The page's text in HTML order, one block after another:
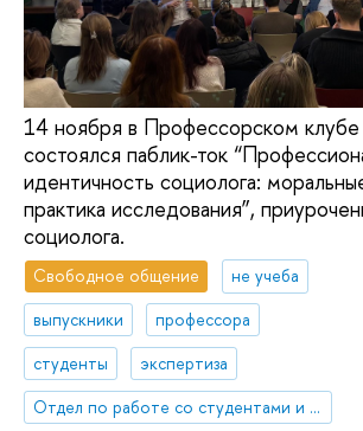
14 ноября в Профессорском
состоялся паблик-ток
идентичность социолога:
практика исследования”,
социолога.
Свободное общение
не учеба
выпускники
профессора
студенты
экспертиза
Отдел по работе со студентами и выпускниками